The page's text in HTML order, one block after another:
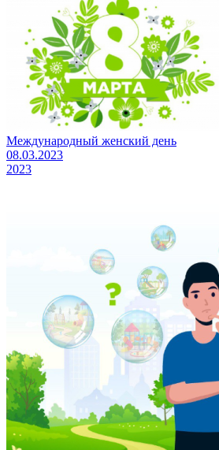
Международный женский день
08.03.2023
2023